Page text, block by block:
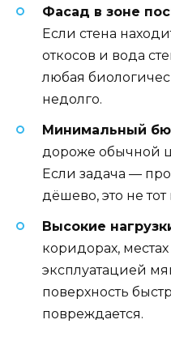
Фасад в зоне
Если стена
откосов и вода
любая
недолго.
Минимальный
дороже обычной
Если задача —
дёшево, это не тот
Высокие
коридорах,
эксплуатацией
поверхность
повреждается.